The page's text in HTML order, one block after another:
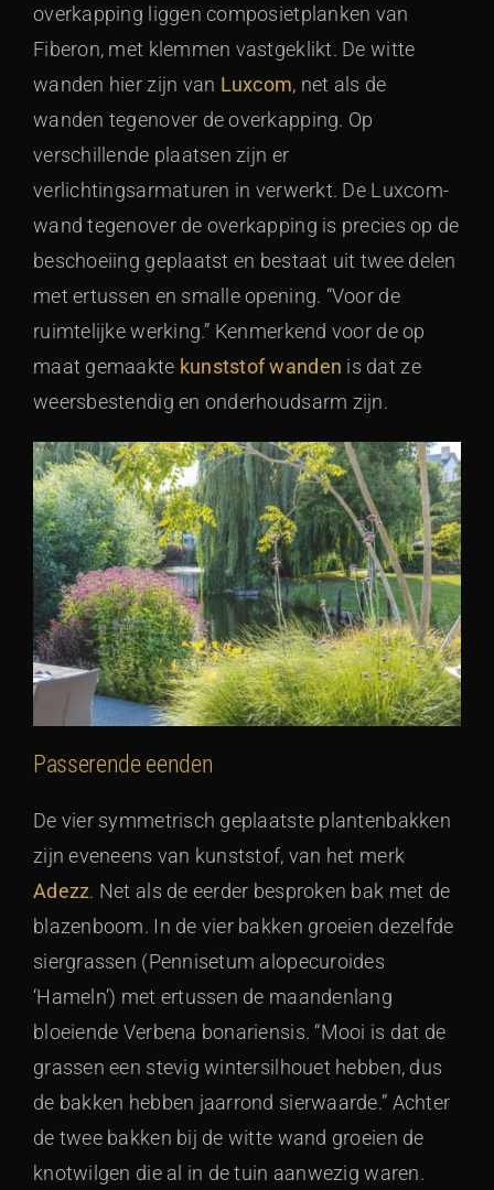
overkapping liggen composietplanken van
Fiberon, met klemmen vastgeklikt. De witte
wanden hier zijn van Luxcom, net als de
wanden tegenover de overkapping. Op
verschillende plaatsen zijn er
verlichtingsarmaturen in verwerkt. De Luxcom-
wand tegenover de overkapping is precies op de
beschoeiing geplaatst en bestaat uit twee delen
met ertussen en smalle opening. “Voor de
ruimtelijke werking.” Kenmerkend voor de op
maat gemaakte kunststof wanden is dat ze
weersbestendig en onderhoudsarm zijn.
Passerende eenden
De vier symmetrisch geplaatste plantenbakken
zijn eveneens van kunststof, van het merk
Adezz. Net als de eerder besproken bak met de
blazenboom. In de vier bakken groeien dezelfde
siergrassen (Pennisetum alopecuroides
‘Hameln’) met ertussen de maandenlang
bloeiende Verbena bonariensis. “Mooi is dat de
grassen een stevig wintersilhouet hebben, dus
de bakken hebben jaarrond sierwaarde.” Achter
de twee bakken bij de witte wand groeien de
knotwilgen die al in de tuin aanwezig waren.